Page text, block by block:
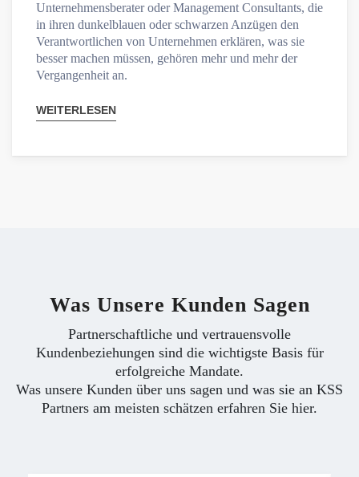
Unternehmensberater oder Management Consultants, die
in ihren dunkelblauen oder schwarzen Anzügen den
Verantwortlichen von Unternehmen erklären, was sie
besser machen müssen, gehören mehr und mehr der
Vergangenheit an.
WEITERLESEN
Was Unsere Kunden Sagen
Partnerschaftliche und vertrauensvolle
Kundenbeziehungen sind die wichtigste Basis für
erfolgreiche Mandate.
Was unsere Kunden über uns sagen und was sie an KSS
Partners am meisten schätzen erfahren Sie hier.